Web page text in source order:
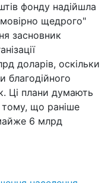
фонду надійшла
щедрого"
засновник
доларів, оскільки
благодійного
Ці плани думають
тому, що раніше
6 млрд